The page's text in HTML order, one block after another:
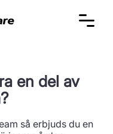
en del av
så erbjuds du en